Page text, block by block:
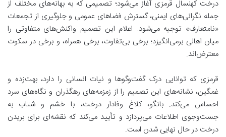
درخت کهنسال قرمزی آغاز می‌شود؛ تصمیمی که به بهانه‌های مختلف از
جمله نگرانی‌های ایمنی، گسترش فضاهای عمومی و جلوگیری از تجمعات
«نامتعارف» توجیه می‌شود. اعلام این تصمیم واکنش‌های متفاوتی را
میان اهالی برمی‌انگیزد؛ برخی بی‌تفاوت، برخی همراه، و برخی در سکوت
معترض‌اند.
قرمزی که توانایی درک گفت‌وگوها و نیات انسانی را دارد، بهت‌زده و
غمگین، نشانه‌های این تصمیم را از زمزمه‌های رهگذران و نگاه‌های سرد
احساس می‌کند. بانگو، کلاغ وفادار درخت، با خشم و شتاب به
جست‌وجوی اطلاعات می‌پردازد و تأیید می‌کند که نقشه‌ای برای بریدن
درخت در حال نهایی شدن است.